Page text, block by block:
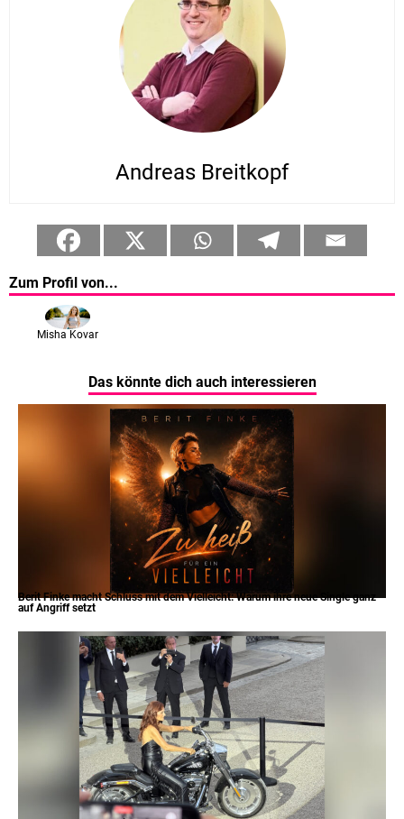
Andreas Breitkopf
Zum Profil von...
Misha Kovar
Das könnte dich auch interessieren
Berit Finke macht Schluss mit dem Vielleicht: Warum ihre neue Single ganz
auf Angriff setzt